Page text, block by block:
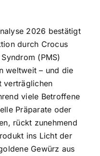
2026 bestätigt
durch Crocus
(PMS)
weltweit – und die
verträglichen
viele Betroffene
Präparate oder
rückt zunehmend
ins Licht der
Gewürz aus